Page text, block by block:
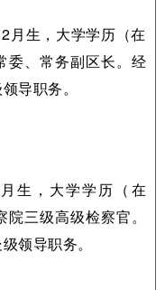
月生，大学学历（在
委、常务副区长。经
导职务。
生，大学学历（在
三级高级检察官。
领导职务。